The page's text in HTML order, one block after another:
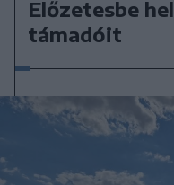
Előzetesbe
támadóit